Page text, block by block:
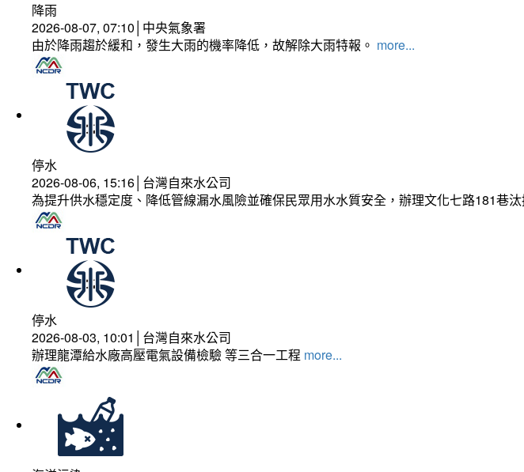
降雨
2026-08-07, 07:10│中央氣象署
由於降雨趨於緩和，發生大雨的機率降低，故解除大雨特報。 more...
停水
2026-08-06, 15:16│台灣自來水公司
為提升供水穩定度、降低管線漏水風險並確保民眾用水水質安全，辦理文化七路181巷
停水
2026-08-03, 10:01│台灣自來水公司
辦理龍潭給水廠高壓電氣設備檢驗 等三合一工程 more...